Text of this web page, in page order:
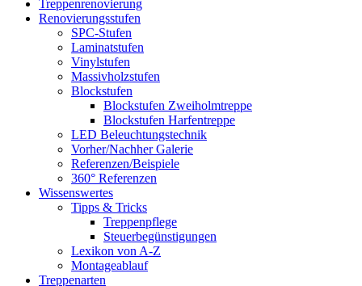
Treppenrenovierung
Renovierungsstufen
SPC-Stufen
Laminatstufen
Vinylstufen
Massivholzstufen
Blockstufen
Blockstufen Zweiholmtreppe
Blockstufen Harfentreppe
LED Beleuchtungstechnik
Vorher/Nachher Galerie
Referenzen/Beispiele
360° Referenzen
Wissenswertes
Tipps & Tricks
Treppenpflege
Steuerbegünstigungen
Lexikon von A-Z
Montageablauf
Treppenarten